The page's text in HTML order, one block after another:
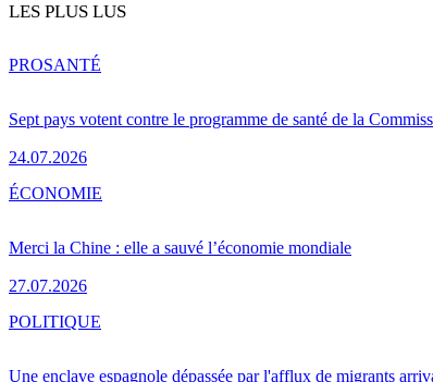
LES PLUS LUS
Sept pays votent contre le programme de santé de la
24.07.2026
PROSANTÉ
Merci la Chine : elle a sauvé l’économie mondiale
27.07.2026
ÉCONOMIE
Une enclave espagnole dépassée par l'afflux de migrants
POLITIQUE